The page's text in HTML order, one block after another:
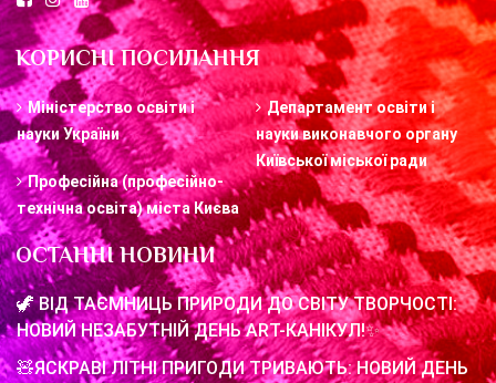
КОРИСНІ ПОСИЛАННЯ
Міністерство освіти і
науки України
Професійна (професійно-
технічна освіта) міста Києва
Департамент освіти і
науки виконавчого органу
Київської міської ради
ОСТАННІ НОВИНИ
🦖 ВІД ТАЄМНИЦЬ ПРИРОДИ ДО СВІТУ ТВОРЧОСТІ:
НОВИЙ НЕЗАБУТНІЙ ДЕНЬ ART-КАНІКУЛ!✨
🧸ЯСКРАВІ ЛІТНІ ПРИГОДИ ТРИВАЮТЬ: НОВИЙ ДЕНЬ